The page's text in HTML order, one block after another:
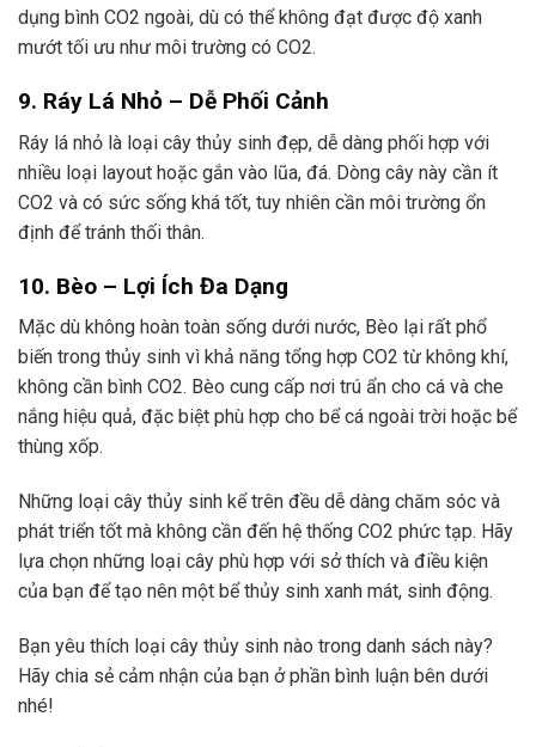
dụng bình CO2 ngoài, dù có thể không đạt được độ xanh
mướt tối ưu như môi trường có CO2.
9. Ráy Lá Nhỏ – Dễ Phối Cảnh
Ráy lá nhỏ là loại cây thủy sinh đẹp, dễ dàng phối hợp với
nhiều loại layout hoặc gắn vào lũa, đá. Dòng cây này cần ít
CO2 và có sức sống khá tốt, tuy nhiên cần môi trường ổn
định để tránh thối thân.
10. Bèo – Lợi Ích Đa Dạng
Mặc dù không hoàn toàn sống dưới nước, Bèo lại rất phổ
biến trong thủy sinh vì khả năng tổng hợp CO2 từ không khí,
không cần bình CO2. Bèo cung cấp nơi trú ẩn cho cá và che
nắng hiệu quả, đặc biệt phù hợp cho bể cá ngoài trời hoặc bể
thùng xốp.
Những loại cây thủy sinh kể trên đều dễ dàng chăm sóc và
phát triển tốt mà không cần đến hệ thống CO2 phức tạp. Hãy
lựa chọn những loại cây phù hợp với sở thích và điều kiện
của bạn để tạo nên một bể thủy sinh xanh mát, sinh động.
Bạn yêu thích loại cây thủy sinh nào trong danh sách này?
Hãy chia sẻ cảm nhận của bạn ở phần bình luận bên dưới
nhé!